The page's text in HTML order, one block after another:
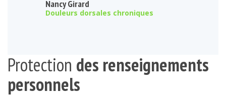
Nancy Girard
Douleurs dorsales chroniques
Protection des renseignements
personnels